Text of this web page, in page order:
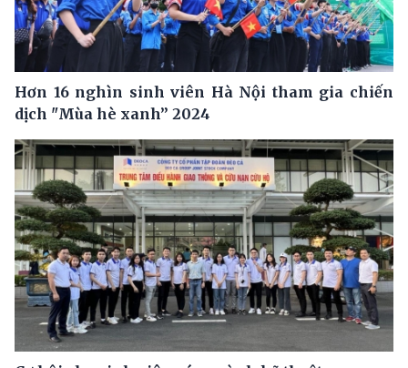
Hơn 16 nghìn sinh viên Hà Nội tham gia chiến
dịch "Mùa hè xanh” 2024